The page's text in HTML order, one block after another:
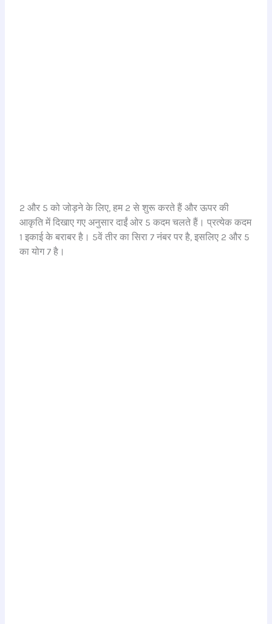
2 और 5 को जोड़ने के लिए, हम 2 से शुरू करते हैं और ऊपर की
आकृति में दिखाए गए अनुसार दाईं ओर 5 कदम चलते हैं। प्रत्येक कदम
1 इकाई के बराबर है। 5वें तीर का सिरा 7 नंबर पर है, इसलिए 2 और 5
का योग 7 है।